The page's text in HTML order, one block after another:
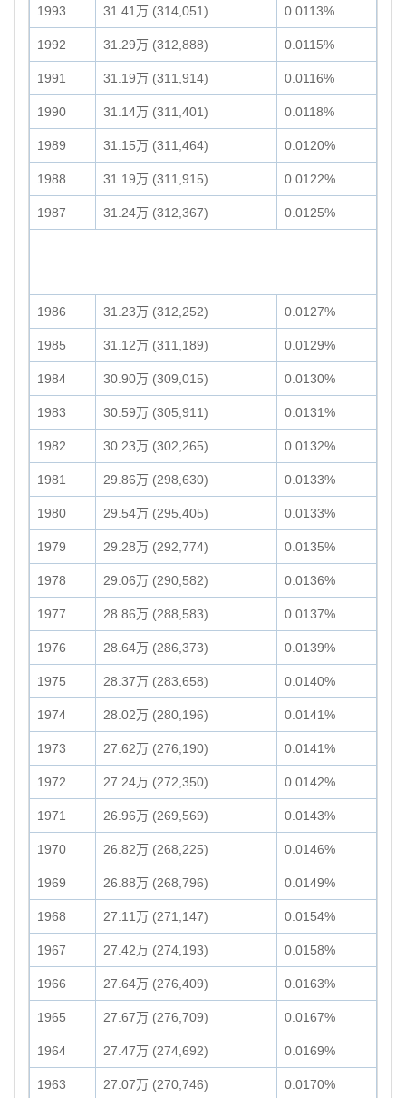
1993 31.41万 (314,051) 0.0113%
1992 31.29万 (312,888) 0.0115%
1991 31.19万 (311,914) 0.0116%
1990 31.14万 (311,401) 0.0118%
1989 31.15万 (311,464) 0.0120%
1988 31.19万 (311,915) 0.0122%
1987 31.24万 (312,367) 0.0125%
1986 31.23万 (312,252) 0.0127%
1985 31.12万 (311,189) 0.0129%
1984 30.90万 (309,015) 0.0130%
1983 30.59万 (305,911) 0.0131%
1982 30.23万 (302,265) 0.0132%
1981 29.86万 (298,630) 0.0133%
1980 29.54万 (295,405) 0.0133%
1979 29.28万 (292,774) 0.0135%
1978 29.06万 (290,582) 0.0136%
1977 28.86万 (288,583) 0.0137%
1976 28.64万 (286,373) 0.0139%
1975 28.37万 (283,658) 0.0140%
1974 28.02万 (280,196) 0.0141%
1973 27.62万 (276,190) 0.0141%
1972 27.24万 (272,350) 0.0142%
1971 26.96万 (269,569) 0.0143%
1970 26.82万 (268,225) 0.0146%
1969 26.88万 (268,796) 0.0149%
1968 27.11万 (271,147) 0.0154%
1967 27.42万 (274,193) 0.0158%
1966 27.64万 (276,409) 0.0163%
1965 27.67万 (276,709) 0.0167%
1964 27.47万 (274,692) 0.0169%
1963 27.07万 (270,746) 0.0170%